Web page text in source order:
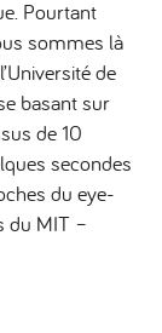
Pourtant
sommes là
de
basant sur
de 10
secondes
du eye-
du MIT –